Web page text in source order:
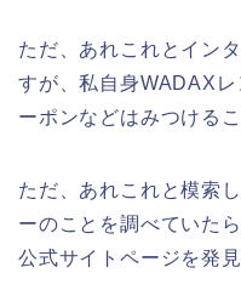
ただ、あれこれとイン
すが、私自身WADAX
ーポンなどはみつける
ただ、あれこれと模索
ーのことを調べていた
公式サイトページを発